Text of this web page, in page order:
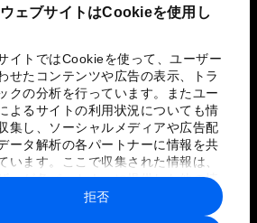
ェブサイトはCookieを使用し
イトではCookieを使って、ユーザー
せたコンテンツや広告の表示、トラ
クの分析を行っています。またユー
よるサイトの利用状況についても情
集し、ソーシャルメディアや広告配
ータ解析の各パートナーに情報を共
います。ここで収集された情報は、
ーが各パートナーに提供した他の情
パートナーのサービスを使用した際
された情報と組み合わされ、各パー
拒否